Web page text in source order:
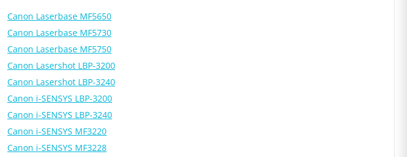
Canon Laserbase MF5650
Canon Laserbase MF5730
Canon Laserbase MF5750
Canon Lasershot LBP-3200
Canon Lasershot LBP-3240
Canon i-SENSYS LBP-3200
Canon i-SENSYS LBP-3240
Canon i-SENSYS MF3220
Canon i-SENSYS MF3228